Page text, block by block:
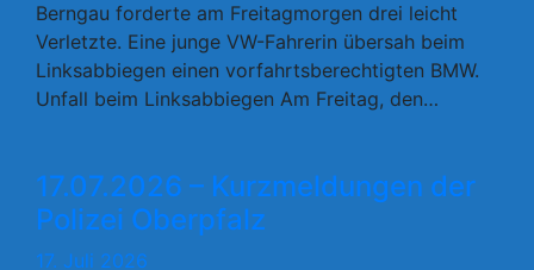
Berngau forderte am Freitagmorgen drei leicht
Verletzte. Eine junge VW-Fahrerin übersah beim
Linksabbiegen einen vorfahrtsberechtigten BMW.
Unfall beim Linksabbiegen Am Freitag, den…
17.07.2026 – Kurzmeldungen der
Polizei Oberpfalz
17. Juli 2026